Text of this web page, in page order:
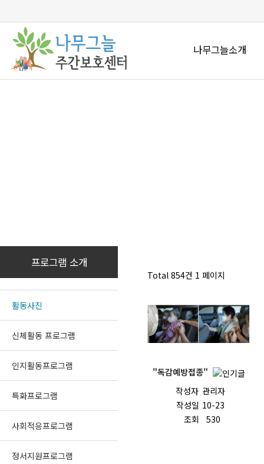
나무그늘소개
프로그램 소개
활동사진
신체활동 프로그램
인지활동프로그램
특화프로그램
사회적응프로그램
정서지원프로그램
Total 854건 1 페이지
"독감예방접종"
작성자 관리자
작성일 10-23
조회
530